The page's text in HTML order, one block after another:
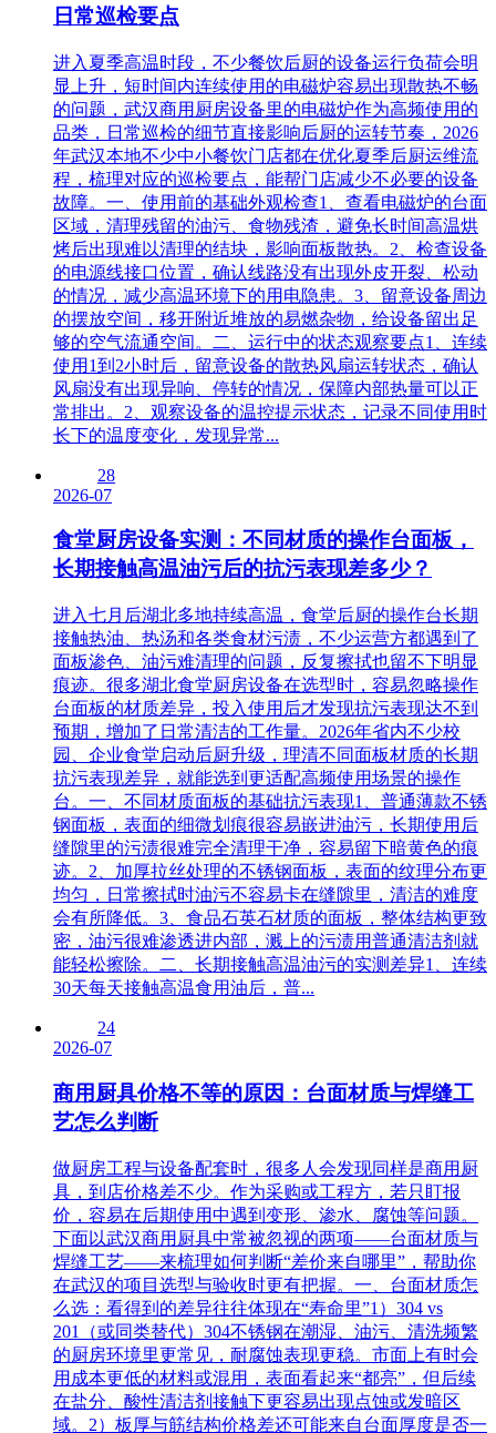
日常巡检要点
进入夏季高温时段，不少餐饮后厨的设备运行负荷会明
显上升，短时间内连续使用的电磁炉容易出现散热不畅
的问题，武汉商用厨房设备里的电磁炉作为高频使用的
品类，日常巡检的细节直接影响后厨的运转节奏，2026
年武汉本地不少中小餐饮门店都在优化夏季后厨运维流
程，梳理对应的巡检要点，能帮门店减少不必要的设备
故障。一、使用前的基础外观检查1、查看电磁炉的台面
区域，清理残留的油污、食物残渣，避免长时间高温烘
烤后出现难以清理的结块，影响面板散热。2、检查设备
的电源线接口位置，确认线路没有出现外皮开裂、松动
的情况，减少高温环境下的用电隐患。3、留意设备周边
的摆放空间，移开附近堆放的易燃杂物，给设备留出足
够的空气流通空间。二、运行中的状态观察要点1、连续
使用1到2小时后，留意设备的散热风扇运转状态，确认
风扇没有出现异响、停转的情况，保障内部热量可以正
常排出。2、观察设备的温控提示状态，记录不同使用时
长下的温度变化，发现异常...
28
2026-07
食堂厨房设备实测：不同材质的操作台面板，
长期接触高温油污后的抗污表现差多少？
进入七月后湖北多地持续高温，食堂后厨的操作台长期
接触热油、热汤和各类食材污渍，不少运营方都遇到了
面板渗色、油污难清理的问题，反复擦拭也留不下明显
痕迹。很多湖北食堂厨房设备在选型时，容易忽略操作
台面板的材质差异，投入使用后才发现抗污表现达不到
预期，增加了日常清洁的工作量。2026年省内不少校
园、企业食堂启动后厨升级，理清不同面板材质的长期
抗污表现差异，就能选到更适配高频使用场景的操作
台。一、不同材质面板的基础抗污表现1、普通薄款不锈
钢面板，表面的细微划痕很容易嵌进油污，长期使用后
缝隙里的污渍很难完全清理干净，容易留下暗黄色的痕
迹。2、加厚拉丝处理的不锈钢面板，表面的纹理分布更
均匀，日常擦拭时油污不容易卡在缝隙里，清洁的难度
会有所降低。3、食品石英石材质的面板，整体结构更致
密，油污很难渗透进内部，溅上的污渍用普通清洁剂就
能轻松擦除。二、长期接触高温油污的实测差异1、连续
30天每天接触高温食用油后，普...
24
2026-07
商用厨具价格不等的原因：台面材质与焊缝工
艺怎么判断
做厨房工程与设备配套时，很多人会发现同样是商用厨
具，到店价格差不少。作为采购或工程方，若只盯报
价，容易在后期使用中遇到变形、渗水、腐蚀等问题。
下面以武汉商用厨具中常被忽视的两项——台面材质与
焊缝工艺——来梳理如何判断“差价来自哪里”，帮助你
在武汉的项目选型与验收时更有把握。一、台面材质怎
么选：看得到的差异往往体现在“寿命里”1）304 vs
201（或同类替代）304不锈钢在潮湿、油污、清洗频繁
的厨房环境里更常见，耐腐蚀表现更稳。市面上有时会
用成本更低的材料或混用，表面看起来“都亮”，但后续
在盐分、酸性清洁剂接触下更容易出现点蚀或发暗区
域。2）板厚与筋结构价格差还可能来自台面厚度是否一